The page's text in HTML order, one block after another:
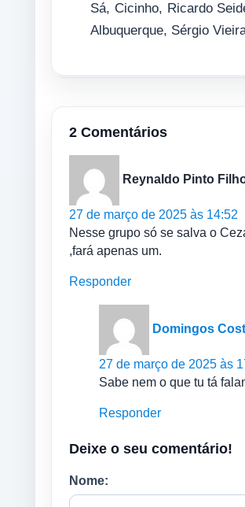
Sá, Cicinho, Ricardo
Albuquerque, Sérgio
2 Comentários
Reynaldo Pinto
27 de março de 2025 às 14:52
Nesse grupo só se salva o
,fará apenas um.
Responder
Domingos
27 de março de 2025 às
Sabe nem o que tu tá
Responder
Deixe o seu comentário!
Nome: